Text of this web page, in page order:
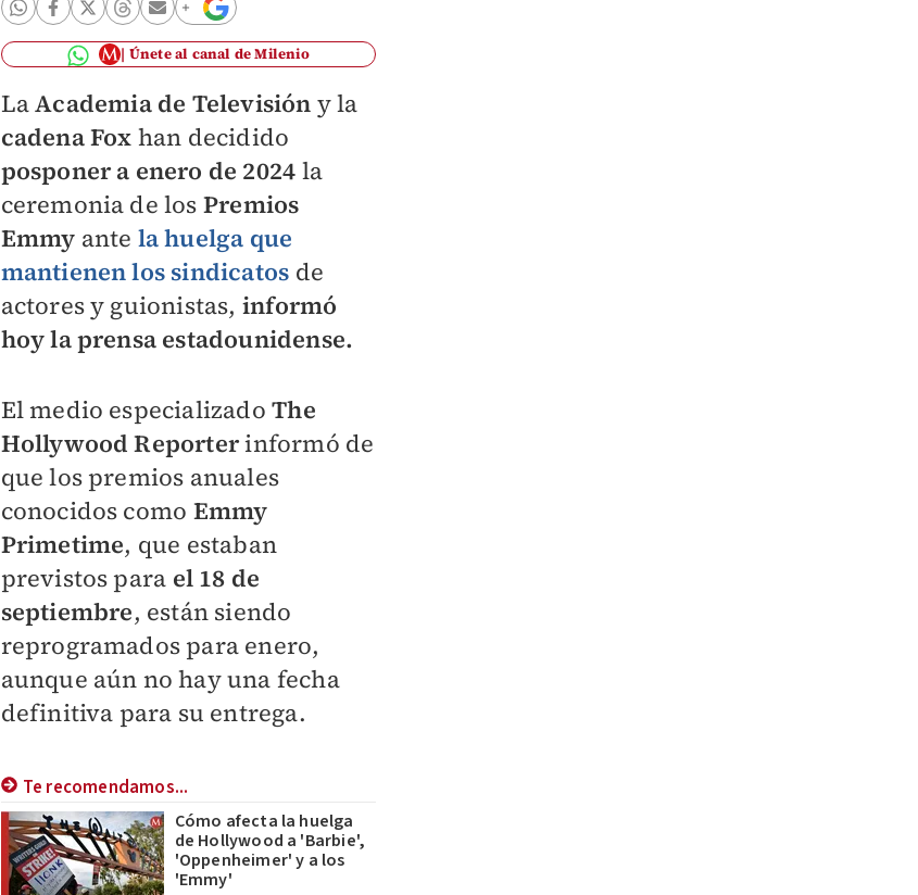
Únete al canal de Milenio
LaAcademia de Televisión y la
cadena Fox han decidido
posponer a enero de 2024 la
ceremonia de los Premios
Emmy ante la huelga que
mantienen los sindicatos de
actores y guionistas, informó
hoy la prensa estadounidense.
El medio especializadoThe
Hollywood Reporterinformó de
que los premios anuales
conocidos como Emmy
Primetime, que estaban
previstos para el 18 de
septiembre, están siendo
reprogramados para enero,
aunque aún no hay una fecha
definitiva para su entrega.
Te recomendamos...
Cómo afecta la huelga
de Hollywood a 'Barbie',
'Oppenheimer' y a los
'Emmy'